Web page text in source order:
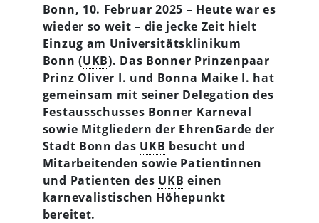
Bonn, 10. Februar 2025 – Heute war es
wieder so weit – die jecke Zeit hielt
Einzug am Universitätsklinikum
Bonn (UKB). Das Bonner Prinzenpaar
Prinz Oliver I. und Bonna Maike I. hat
gemeinsam mit seiner Delegation des
Festausschusses Bonner Karneval
sowie Mitgliedern der EhrenGarde der
Stadt Bonn das UKB besucht und
Mitarbeitenden sowie Patientinnen
und Patienten des UKB einen
karnevalistischen Höhepunkt
bereitet.